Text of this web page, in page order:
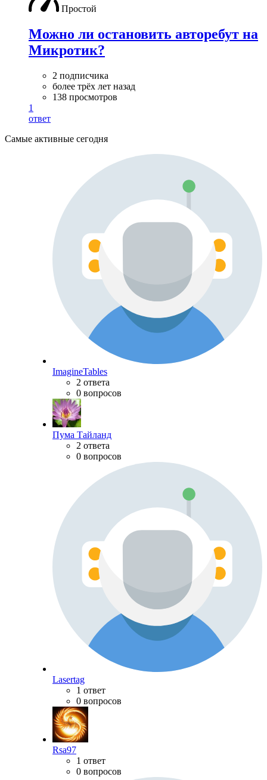
Простой
Можно ли остановить авторебут на
Микротик?
2 подписчика
более трёх лет назад
138 просмотров
1
ответ
Самые активные сегодня
ImagineTables
2 ответа
0 вопросов
Пума Тайланд
2 ответа
0 вопросов
Lasertag
1 ответ
0 вопросов
Rsa97
1 ответ
0 вопросов